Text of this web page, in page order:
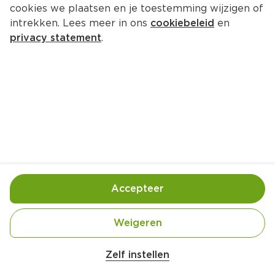
Ingrediënten Bereiding
cookies we plaatsen en je toestemming wijzigen of
intrekken. Lees meer in ons cookiebeleid en
privacy statement.
Zelf instellen
Weigeren
Accepteer